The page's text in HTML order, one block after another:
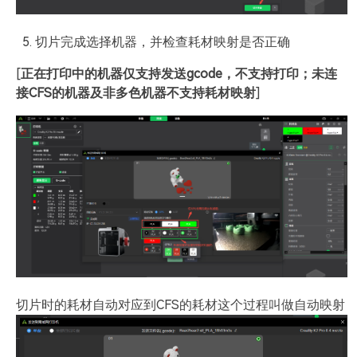
切片完成选择机器，并检查耗材映射是否正确
[正在打印中的机器仅支持发送gcode，不支持打印；未连
接CFS的机器及非多色机器不支持耗材映射]
切片时的耗材自动对应到CFS的耗材这个过程叫做自动映射